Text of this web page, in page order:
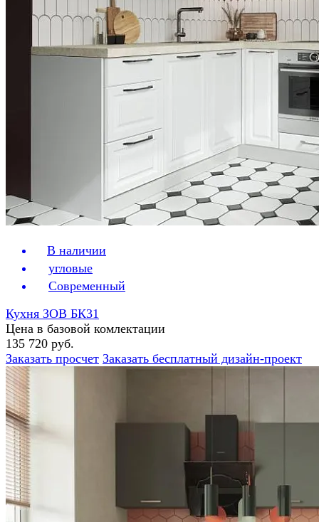
В наличии
угловые
Современный
Кухня ЗОВ БК31
Цена в базовой комлектации
135 720 руб.
Заказать просчет Заказать бесплатный дизайн-проект